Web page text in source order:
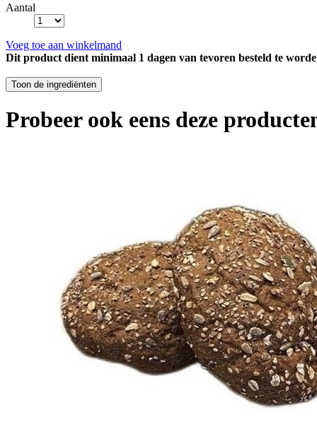
Aantal
Voeg toe aan winkelmand
Dit product dient minimaal 1 dagen van tevoren besteld te
Probeer ook eens deze